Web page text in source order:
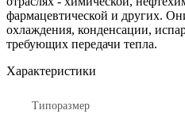
фармацевтической и других.
охлаждения, конденсации,
требующих передачи тепла.
Характеристики
Типоразмер